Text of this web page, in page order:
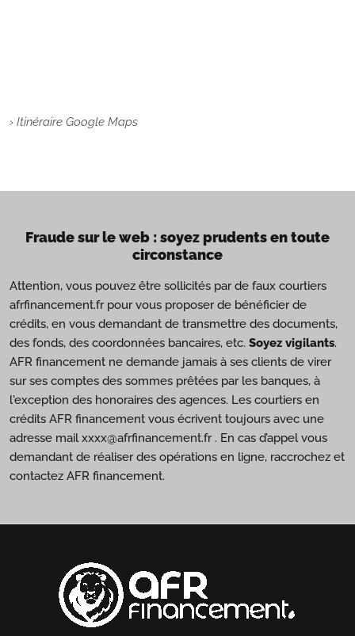
› Itinéraire Google Maps
Fraude sur le web : soyez prudents en toute
circonstance
Attention, vous pouvez être sollicités par de faux courtiers
afrfinancement.fr pour vous proposer de bénéficier de
crédits, en vous demandant de transmettre des documents,
des fonds, des coordonnées bancaires, etc. Soyez vigilants.
AFR financement ne demande jamais à ses clients de virer
sur ses comptes des sommes prêtées par les banques, à
l'exception des honoraires des agences. Les courtiers en
crédits AFR financement vous écrivent toujours avec une
adresse mail xxxx@afrfinancement.fr . En cas d’appel vous
demandant de réaliser des opérations en ligne, raccrochez et
contactez AFR financement.